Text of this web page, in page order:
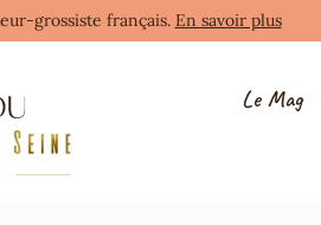
grossiste français. En savoir plus
Le Mag